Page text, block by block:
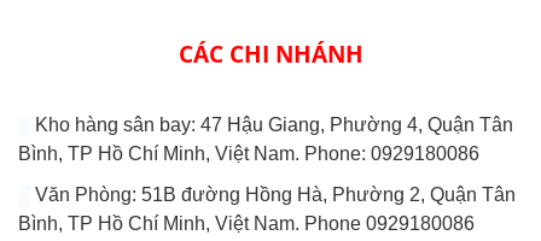
CÁC CHI NHÁNH
Kho hàng sân bay: 47 Hậu Giang, Phường 4, Quận Tân
Bình, TP Hồ Chí Minh, Việt Nam. Phone: 0929180086
Văn Phòng: 51B đường Hồng Hà, Phường 2, Quận Tân
Bình, TP Hồ Chí Minh, Việt Nam. Phone 0929180086